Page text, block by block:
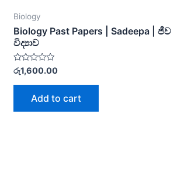
Biology
Biology Past Papers | Sadeepa | ජීව
විද්‍යාව
Rated
out
රු1,600.00
Add to cart